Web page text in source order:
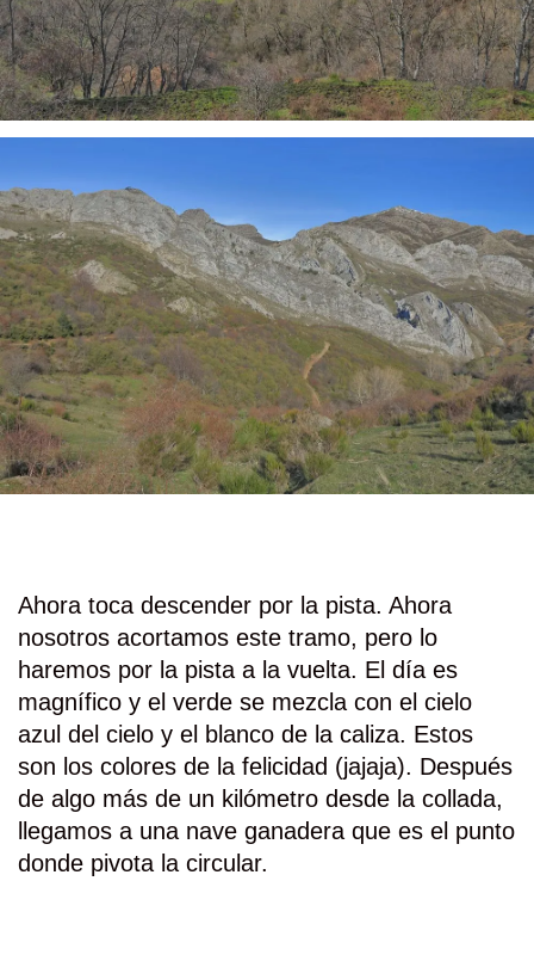
Ahora toca descender por la pista. Ahora
nosotros acortamos este tramo, pero lo
haremos por la pista a la vuelta. El día es
magnífico y el verde se mezcla con el cielo
azul del cielo y el blanco de la caliza. Estos
son los colores de la felicidad (jajaja). Después
de algo más de un kilómetro desde la collada,
llegamos a una nave ganadera que es el punto
donde pivota la circular.